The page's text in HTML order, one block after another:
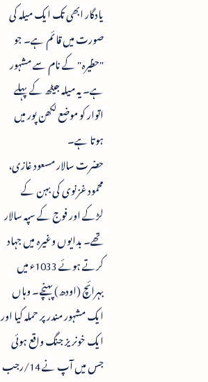
یادگار ابھی تک ایک میلہ کی
صورت میں قائم ہے۔ جو
"حظیرہ" کے نام سے مشہور
ہے۔ یہ میلہ جیٹھ کے پہلے
اتوار کو موضع لکھن پور میں
ہوتا ہے۔
حضرت سالار مسعود غازی،
محمود غزنوی کی بہن کے
لڑکے اور فوج کے سپہ سالار
تھے۔ بدایوں وغیرہ میں جہاد
کرتے ہوئے 1033ء میں
بہرائچ (اودھ) پہنچے۔ وہاں
ایک مشہور مندر پر حملہ کیا اور
ایک خونریز جنگ واقع ہوئی
جس میں آپ نے 14/رجب